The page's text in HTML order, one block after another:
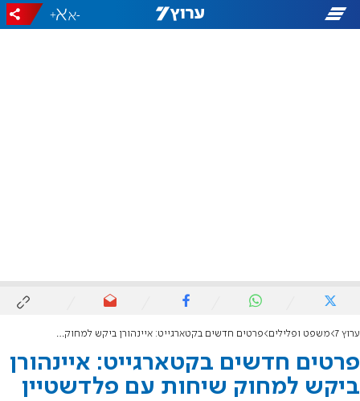
-
+
ערוץ 7 משפט ופלילים פרטים חדשים בקטארגייט: איינהורן ביקש למחוק שיחות עם פלדשטיין
פרטים חדשים בקטארגייט: איינהורן
ביקש למחוק שיחות עם פלדשטיין